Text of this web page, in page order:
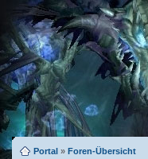
Portal » Foren-Übersicht